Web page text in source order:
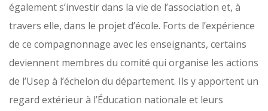
également s’investir dans la vie de l’association et, à
travers elle, dans le projet d’école. Forts de l’expérience
de ce compagnonnage avec les enseignants, certains
deviennent membres du comité qui organise les actions
de l’Usep à l’échelon du département. Ils y apportent un
regard extérieur à l’Éducation nationale et leurs